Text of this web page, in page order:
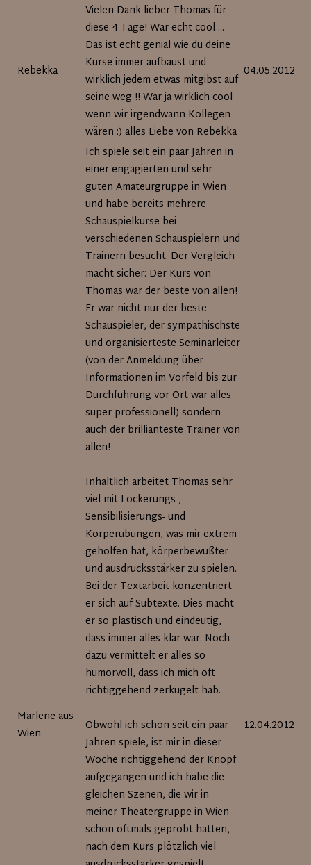
Rebekka
Vielen Dank lieber Thomas für
diese 4 Tage! War echt cool ...
Das ist echt genial wie du deine
Kurse immer aufbaust und
wirklich jedem etwas mitgibst auf
seine weg !! Wär ja wirklich cool
wenn wir irgendwann Kollegen
wären :) alles Liebe von Rebekka
04.05.2012
Marlene aus
Wien
Ich spiele seit ein paar Jahren in
einer engagierten und sehr
guten Amateurgruppe in Wien
und habe bereits mehrere
Schauspielkurse bei
verschiedenen Schauspielern und
Trainern besucht. Der Vergleich
macht sicher: Der Kurs von
Thomas war der beste von allen!
Er war nicht nur der beste
Schauspieler, der sympathischste
und organisierteste Seminarleiter
(von der Anmeldung über
Informationen im Vorfeld bis zur
Durchführung vor Ort war alles
super-professionell) sondern
auch der brillianteste Trainer von
allen!
Inhaltlich arbeitet Thomas sehr
viel mit Lockerungs-,
Sensibilisierungs- und
Körperübungen, was mir extrem
geholfen hat, körperbewußter
und ausdrucksstärker zu spielen.
Bei der Textarbeit konzentriert
er sich auf Subtexte. Dies macht
er so plastisch und eindeutig,
dass immer alles klar war. Noch
dazu vermittelt er alles so
humorvoll, dass ich mich oft
richtiggehend zerkugelt hab.
Obwohl ich schon seit ein paar
Jahren spiele, ist mir in dieser
Woche richtiggehend der Knopf
aufgegangen und ich habe die
gleichen Szenen, die wir in
meiner Theatergruppe in Wien
schon oftmals geprobt hatten,
nach dem Kurs plötzlich viel
12.04.2012